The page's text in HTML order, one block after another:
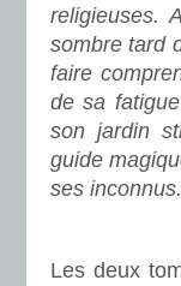
religieuses.
sombre tard
faire
de sa
son jardin
guide
ses
Les deux